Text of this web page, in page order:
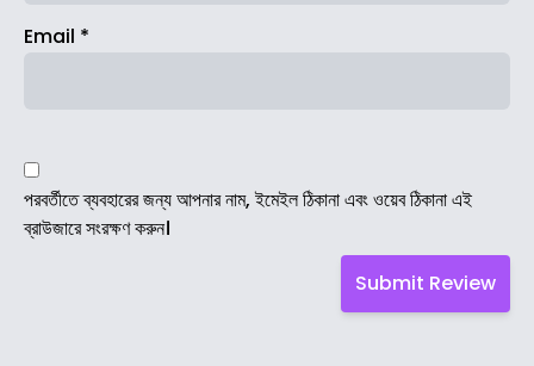
Email *
পরবর্তীতে ব্যবহারের জন্য আপনার নাম, ইমেইল ঠিকানা এবং ওয়েব ঠিকানা এই
ব্রাউজারে সংরক্ষণ করুন।